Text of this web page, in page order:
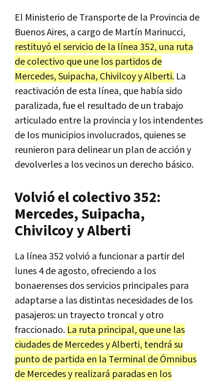
El Ministerio de Transporte de la Provincia de
Buenos Aires, a cargo de Martín Marinucci,
restituyó el servicio de la línea 352, una ruta
de colectivo que une los partidos de
Mercedes, Suipacha, Chivilcoy y Alberti. La
reactivación de esta línea, que había sido
paralizada, fue el resultado de un trabajo
articulado entre la provincia y los intendentes
de los municipios involucrados, quienes se
reunieron para delinear un plan de acción y
devolverles a los vecinos un derecho básico.
Volvió el colectivo 352:
Mercedes, Suipacha,
Chivilcoy y Alberti
La línea 352 volvió a funcionar a partir del
lunes 4 de agosto, ofreciendo a los
bonaerenses dos servicios principales para
adaptarse a las distintas necesidades de los
pasajeros: un trayecto troncal y otro
fraccionado. La ruta principal, que une las
ciudades de Mercedes y Alberti, tendrá su
punto de partida en la Terminal de Ómnibus
de Mercedes y realizará paradas en los